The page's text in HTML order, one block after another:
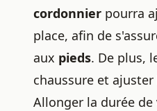
cordonnier pourra
place, afin de
aux pieds. De plus,
chaussure et ajuster
Allonger la durée de